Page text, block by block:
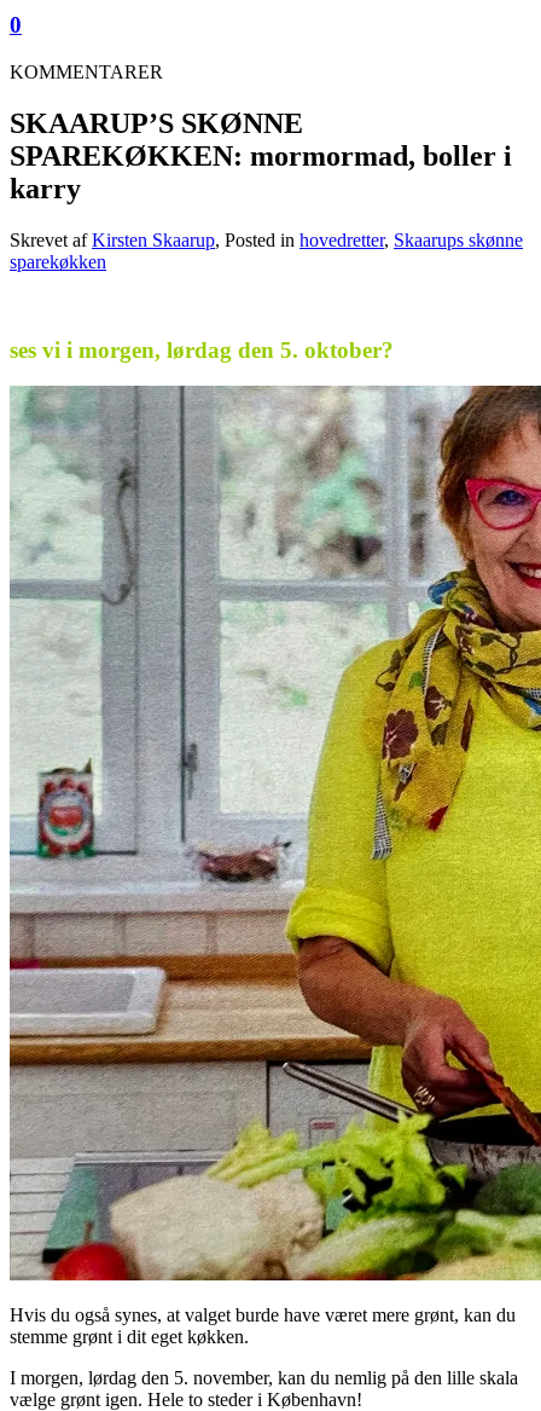
0
KOMMENTARER
SKAARUP’S SKØNNE
SPAREKØKKEN: mormormad, boller i
karry
Skrevet afKirsten Skaarup, Posted in hovedretter, Skaarups skønne
sparekøkken
ses vi i morgen, lørdag den 5. oktober?
Hvis du også synes, at valget burde have været mere grønt, kan du
stemme grønt i dit eget køkken.
I morgen, lørdag den 5. november, kan du nemlig på den lille skala
vælge grønt igen. Hele to steder i København!